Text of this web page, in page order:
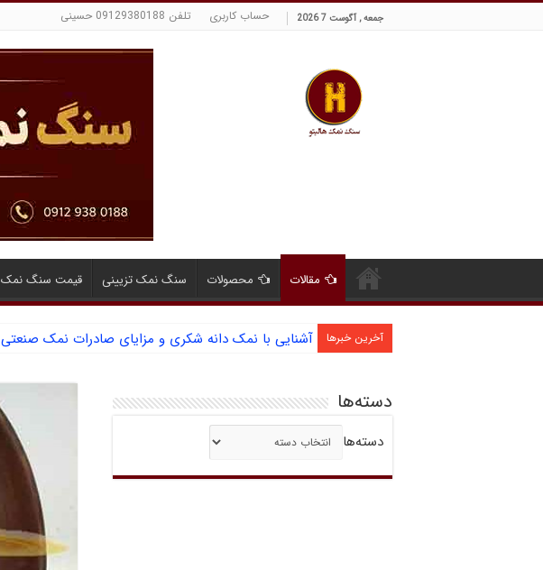
جمعه , آگوست 7 2026 حساب کاربری تلفن 09129380188 حسینی
مقالات محصولات سنگ نمک تزیینی قیمت سنگ نمک
آخرین خبرها آشنایی با نمک دانه شکری و مزایای صادرات نمک صنعتی
دسته‌ها
دسته‌ها